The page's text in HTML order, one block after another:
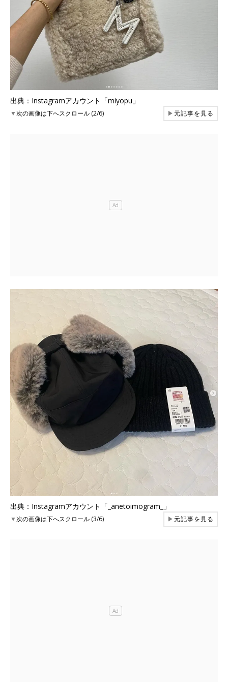
出典：Instagramアカウント「miyopu」
▼次の画像は下へスクロール (2/6) ▶元記事を見る
出典：Instagramアカウント「_anetoimogram_」
▼次の画像は下へスクロール (3/6) ▶元記事を見る